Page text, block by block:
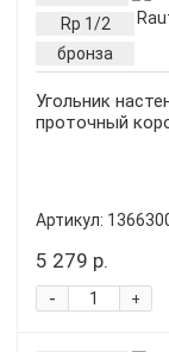
Rp 1/2
бронза
Угольник
проточный
Артикул:
5 279 р.
+
-